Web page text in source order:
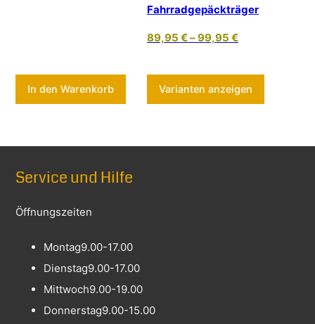
In den Warenkorb
Fahrradgepäckträger
89,95 €–99,95 €
Varianten anzeigen
Service und Hilfe
Öffnungszeiten
Montag9.00-17.00
Dienstag9.00-17.00
Mittwoch9.00-19.00
Donnerstag9.00-15.00